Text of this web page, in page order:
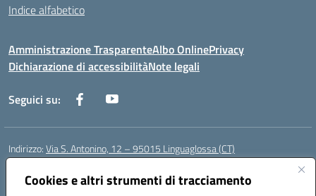
Cookies e altri strumenti di tracciamento
Indice alfabetico
Amministrazione TrasparenteAlbo OnlinePrivacy
Dichiarazione di accessibilitàNote legali
Seguici su:
Indirizzo:Via S. Antonino, 12 – 95015 Linguaglossa (CT)
Centralino:
Posta elettronica certificata (PEC):ctic83200r@pec.istruzione.it